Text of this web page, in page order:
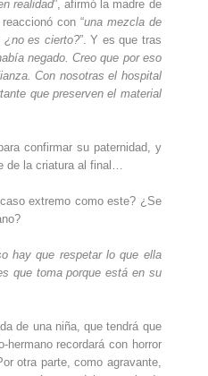
realidad”, afirmó la madre de
con “una mezcla de
¿no es cierto?”. Y es que tras
negado. Creo que por eso
Con nosotras el hospital
que preserven el material
confirmar su paternidad, y
de la criatura al final…
extremo como este? ¿Se
hay que respetar lo que ella
que toma porque está en su
de una niña, que tendrá que
recordará con horror
otra parte, como agravante,